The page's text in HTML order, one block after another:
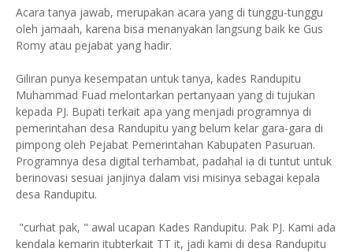
Acara tanya jawab, merupakan acara yang di tunggu-tunggu
oleh jamaah, karena bisa menanyakan langsung baik ke Gus
Romy atau pejabat yang hadir.
Giliran punya kesempatan untuk tanya, kades Randupitu
Muhammad Fuad melontarkan pertanyaan yang di tujukan
kepada PJ. Bupati terkait apa yang menjadi programnya di
pemerintahan desa Randupitu yang belum kelar gara-gara di
pimpong oleh Pejabat Pemerintahan Kabupaten Pasuruan.
Programnya desa digital terhambat, padahal ia di tuntut untuk
berinovasi sesuai janjinya dalam visi misinya sebagai kepala
desa Randupitu.
"curhat pak, " awal ucapan Kades Randupitu. Pak PJ. Kami ada
kendala kemarin itubterkait TT it, jadi kami di desa Randupitu